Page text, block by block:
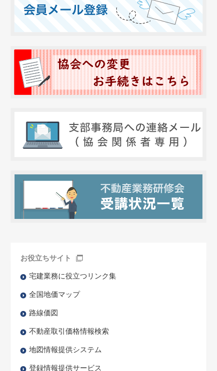
お役立ちサイト
宅建業務に役立つリンク集
全国地価マップ
路線価図
不動産取引価格情報検索
地図情報提供システム
登録情報提供サービス